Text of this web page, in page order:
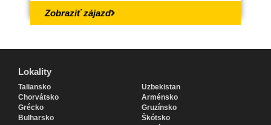
Zobraziť zájazd
Lokality
Taliansko
Chorvátsko
Grécko
Bulharsko
Uzbekistan
Arménsko
Gruzínsko
Škótsko